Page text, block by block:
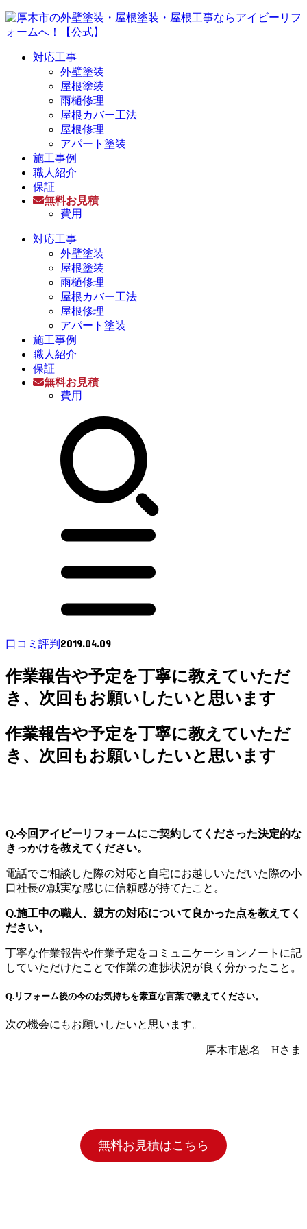
対応工事
外壁塗装
屋根塗装
雨樋修理
屋根カバー工法
屋根修理
アパート塗装
施工事例
職人紹介
保証
無料お見積
費用
対応工事
外壁塗装
屋根塗装
雨樋修理
屋根カバー工法
屋根修理
アパート塗装
施工事例
職人紹介
保証
無料お見積
費用
口コミ評判 2019.04.09
作業報告や予定を丁寧に教えていただ
き、次回もお願いしたいと思います
作業報告や予定を丁寧に教えていただ
き、次回もお願いしたいと思います
Q.今回アイビーリフォームにご契約してくださった決定的な
きっかけを教えてください。
電話でご相談した際の対応と自宅にお越しいただいた際の小
口社長の誠実な感じに信頼感が持てたこと。
Q.施工中の職人、親方の対応について良かった点を教えてく
ださい。
丁寧な作業報告や作業予定をコミュニケーションノートに記
していただけたことで作業の進捗状況が良く分かったこと。
Q.リフォーム後の今のお気持ちを素直な言葉で教えてください。
次の機会にもお願いしたいと思います。
厚木市恩名 Hさま
無料お見積はこちら